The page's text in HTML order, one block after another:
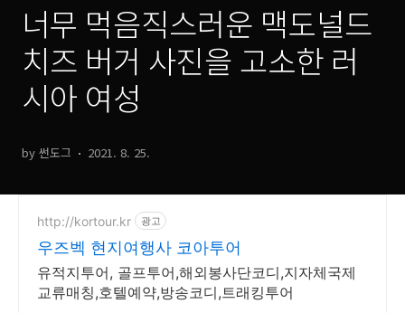
너무 먹음직스러운 맥도널드
치즈 버거 사진을 고소한 러
시아 여성
by 썬도그 2021. 8. 25.
http://kortour.kr 광고
우즈벡 현지여행사 코아투어
유적지투어, 골프투어,해외봉사단코디,지자체국제
교류매칭,호텔예약,방송코디,트래킹투어